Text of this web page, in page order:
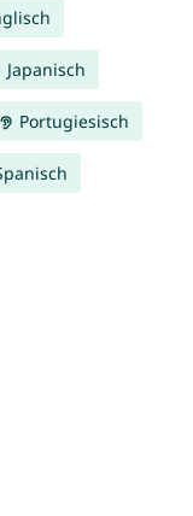
Japanisch
Portugiesisch